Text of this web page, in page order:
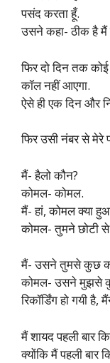
पसंद करता हूँ.
उसने कहा- ठीक है मैं
फिर दो दिन तक
कॉल नहीं आएगा.
ऐसे ही एक दिन और
फिर उसी नंबर से मेरे
मैं- हैलो कौन?
कोमल- कोमल.
मैं- हां, कोमल क्या
कोमल- तुमने छोटी से
मैं- उसने तुमसे कुछ
कोमल- उसने मुझसे कुछ
रिकॉर्डिंग हो गयी है,
मैं शायद पहली बार
क्योंकि मैं पहली बार